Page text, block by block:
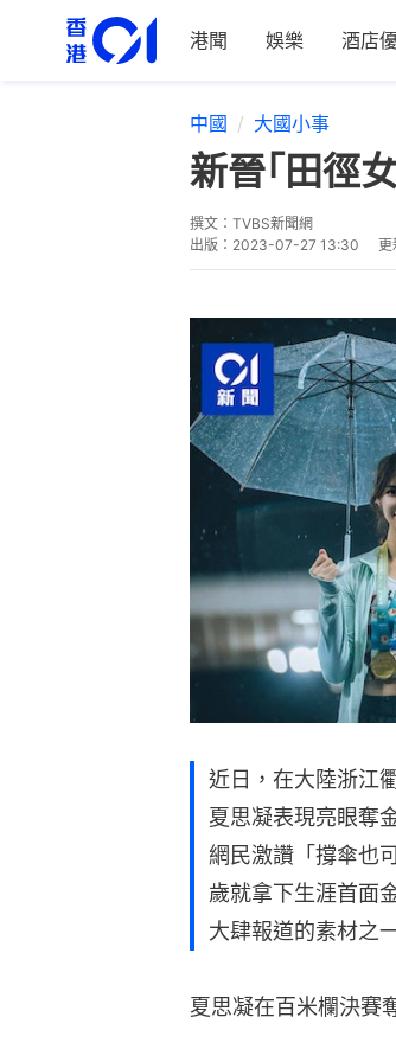
港聞 娛樂 酒店
中國 大國小事
新晉｢田徑
撰文： TVBS新聞網
出版： 2023-07-27 13:30 更
近日，在大陸浙江
夏思凝表現亮眼奪
網民激讚「撐傘也
歲就拿下生涯首面
大肆報道的素材之
夏思凝在百米欄決賽